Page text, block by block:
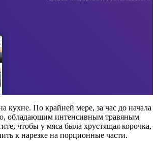
кухне. По крайней мере, за час до начала
обладающим интенсивным травяным
чтобы у мяса была хрустящая корочка,
к нарезке на порционные части.